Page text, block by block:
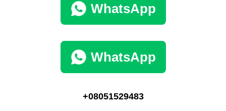
WhatsApp
WhatsApp
+08051529483